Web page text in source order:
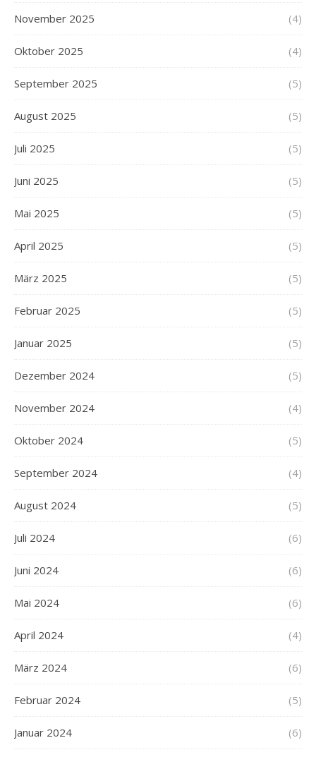
November 2025 (4)
Oktober 2025 (4)
September 2025 (5)
August 2025 (5)
Juli 2025 (5)
Juni 2025 (5)
Mai 2025 (5)
April 2025 (5)
März 2025 (5)
Februar 2025 (5)
Januar 2025 (5)
Dezember 2024 (5)
November 2024 (4)
Oktober 2024 (5)
September 2024 (4)
August 2024 (5)
Juli 2024 (6)
Juni 2024 (6)
Mai 2024 (6)
April 2024 (4)
März 2024 (6)
Februar 2024 (5)
Januar 2024 (6)